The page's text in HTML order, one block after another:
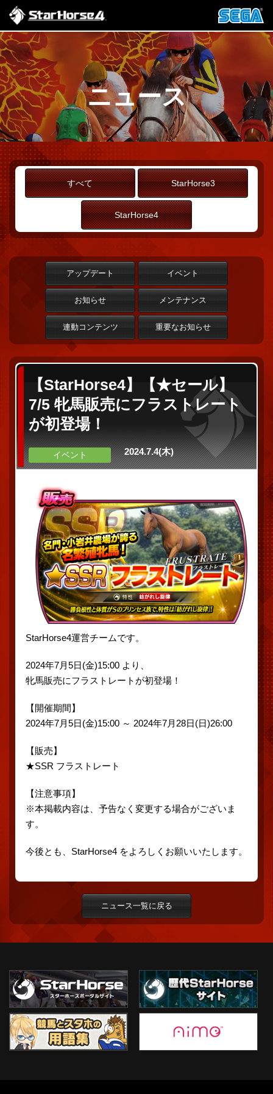
ニュース
すべて StarHorse3
StarHorse4
アップデート イベント
お知らせ メンテナンス
連動コンテンツ 重要なお知らせ
【StarHorse4】【★セール】
7/5 牝馬販売にフラストレート
が初登場！
イベント 2024.7.4(木)
StarHorse4運営チームです。
2024年7月5日(金)15:00 より、
牝馬販売にフラストレートが初登場！
【開催期間】
2024年7月5日(金)15:00 ～ 2024年7月28日(日)26:00
【販売】
★SSR フラストレート
【注意事項】
※本掲載内容は、予告なく変更する場合がございま
す。
今後とも、StarHorse4 をよろしくお願いいたします。
ニュース一覧に戻る